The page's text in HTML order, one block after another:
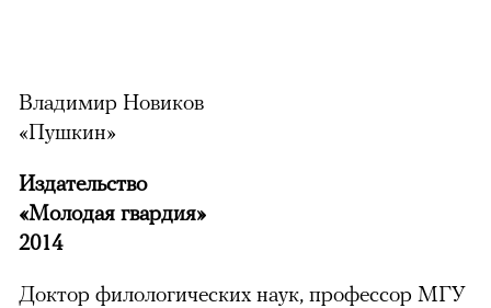
Владимир Новиков
«Пушкин»
Издательство
«Молодая гвардия»
2014
Доктор филологических наук, профессор МГУ